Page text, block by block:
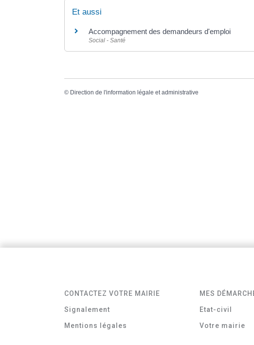
Et aussi
Accompagnement des demandeurs d'emploi
Social - Santé
© Direction de l'information légale et administrative
CONTACTEZ VOTRE MAIRIE
Signalement
Mentions légales
MES
Etat-civil
Votre mairie